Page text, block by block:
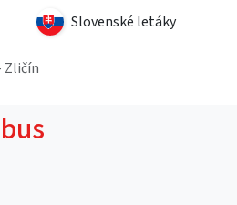
Slovenské letáky
Zličín